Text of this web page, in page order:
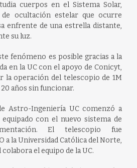
cuerpos en el Sistema Solar,
ocultación estelar que ocurre
enfrente de una estrella distante,
su luz.
fenómeno es posible gracias a la
en la UC con el apoyo de Conicyt,
operación del telescopio de 1M
20 años sin funcionar.
Astro-Ingeniería UC comenzó a
con el nuevo sistema de
El telescopio fue
a la Universidad Católica del Norte,
el equipo de la UC.